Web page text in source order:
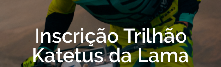
Inscrição Trilhão
Katetus da Lama